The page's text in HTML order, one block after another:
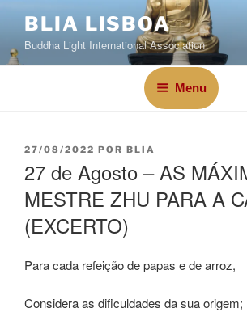
BLIA LISBOA
Buddha Light International Association
Menu
27/08/2022 POR BLIA
27 de Agosto – AS
MESTRE ZHU PARA A
(EXCERTO)
Para cada refeição de papas e de arroz,
Considera as dificuldades da sua origem;